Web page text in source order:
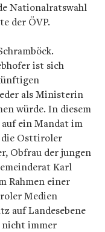
Nationalratswahl
der ÖVP.
ist sich
als Ministerin
würde. In diesem
auf ein Mandat im
Osttiroler
Obfrau der jungen
Karl
Rahmen einer
Medien
auf Landesebene
nicht immer